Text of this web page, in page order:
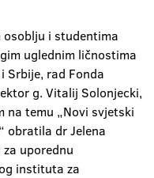
osoblju i studentima
uglednim ličnostima
Srbije, rad Fonda
g. Vitalij Solonjecki,
na temu „Novi svjetski
obratila dr Jelena
uporednu
instituta za